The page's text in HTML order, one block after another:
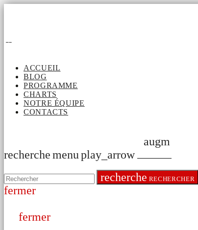
ACCUEIL
BLOG
PROGRAMME
CHARTS
NOTRE ÉQUIPE
CONTACTS
recherchemenuplay_arrow
recherche RECHERCHER
fermer
fermer